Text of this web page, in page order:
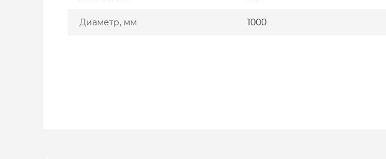
Диаметр, мм 1000